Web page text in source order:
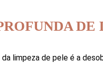
DE
limpeza de pele é a